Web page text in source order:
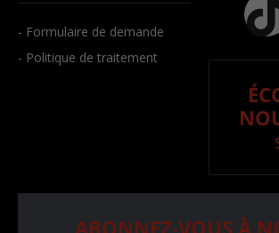
- Formulaire de demande
- Politique de traitement